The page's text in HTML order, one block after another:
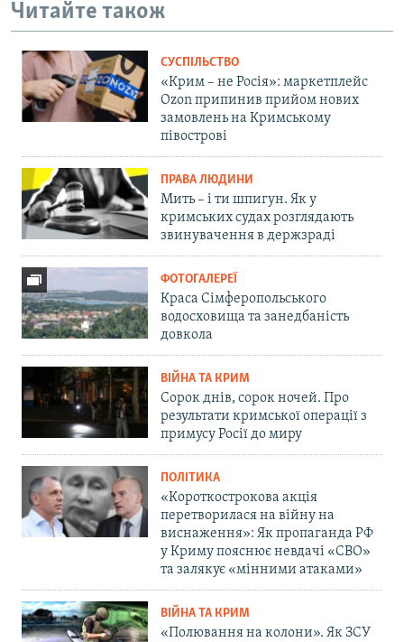
Читайте також
СУСПІЛЬСТВО
«Крим – не Росія»: маркетплейс
Ozon припинив прийом нових
замовлень на Кримському
півострові
ПРАВА ЛЮДИНИ
Мить – і ти шпигун. Як у
кримських судах розглядають
звинувачення в держзраді
ФОТОГАЛЕРЕЇ
Краса Сімферопольського
водосховища та занедбаність
довкола
ВІЙНА ТА КРИМ
Сорок днів, сорок ночей. Про
результати кримської операції з
примусу Росії до миру
ПОЛІТИКА
«Короткострокова акція
перетворилася на війну на
виснаження»: Як пропаганда РФ
у Криму пояснює невдачі «СВО»
та залякує «мінними атаками»
ВІЙНА ТА КРИМ
«Полювання на колони». Як ЗСУ